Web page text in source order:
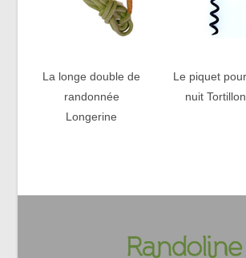
La longe double de
randonnée
Longerine
Le piquet
nuit Tortillon